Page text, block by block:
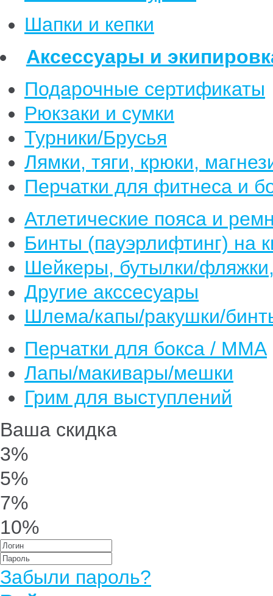
Шапки и кепки
Аксессуары и
Подарочные сертификаты
Рюкзаки и сумки
Турники/Брусья
Лямки, тяги, крюки,
Перчатки для фитнеса и
Атлетические пояса и
Бинты (пауэрлифтинг) на
Шейкеры, бутылки/
Другие акссесуары
Шлема/капы/ракушки/
Перчатки для бокса / ММА
Лапы/макивары/мешки
Грим для выступлений
Ваша скидка
3%
5%
7%
10%
Забыли пароль?